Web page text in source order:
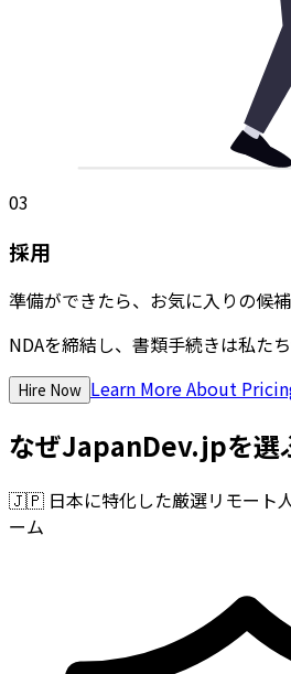
03
採用
準備ができたら、お気に入りの候補
NDAを締結し、書類手続きは私たち
Hire Now Learn More About
なぜJapanDev.jpを選
🇯🇵 日本に特化した厳選リモート
ーム